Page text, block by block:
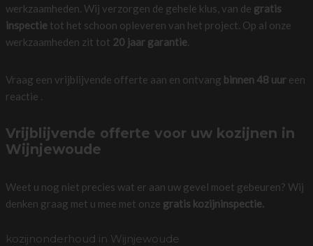
werkzaamheden. Wij verzorgen de gehele klus, van de gratis
inspectietot het schoon opleveren van het project. Op al onze
werkzaamheden zit tot 20 jaar garantie.
Vraag een vrijblijvende offerte aan en ontvang binnen 48 uureen
reactie .
Vrijblijvende offerte voor uw kozijnen in
Wijnjewoude
Weet u nog niet precies wat er aan uw gevel moet gebeuren? Wij
denken graag met u mee met onze gratis kozijninspectie.
kozijnonderhoud in Wijnjewoude